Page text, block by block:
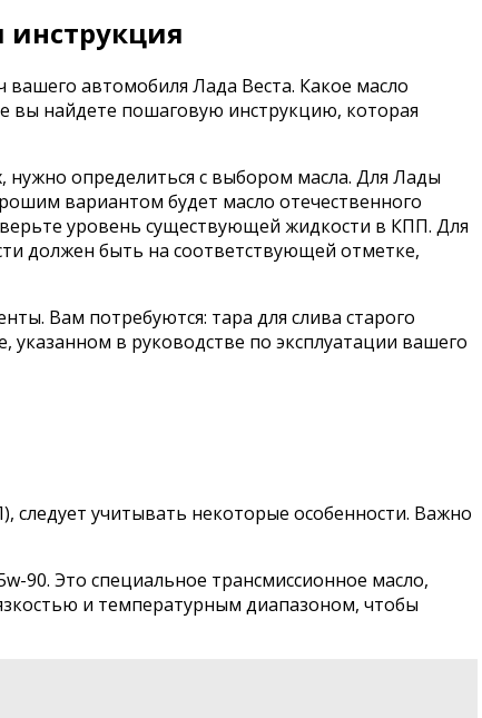
инструкция
автомобиля Лада Веста. Какое масло
вы найдете пошаговую инструкцию, которая
определиться с выбором масла. Для Лады
вариантом будет масло отечественного
уровень существующей жидкости в КПП. Для
должен быть на соответствующей отметке,
Вам потребуются: тара для слива старого
указанном в руководстве по эксплуатации вашего
следует учитывать некоторые особенности. Важно
90. Это специальное трансмиссионное масло,
и температурным диапазоном, чтобы